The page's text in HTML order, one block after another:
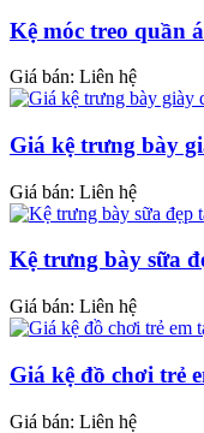
Kệ móc treo quần
Giá bán: Liên hệ
Giá kệ trưng bày
Giá bán: Liên hệ
Kệ trưng bày sữa
Giá bán: Liên hệ
Giá kệ đồ chơi trẻ
Giá bán: Liên hệ